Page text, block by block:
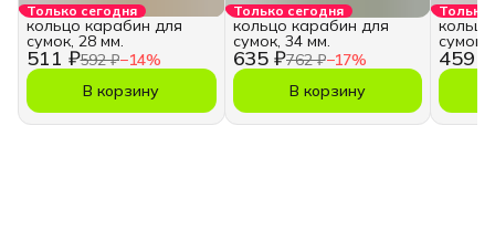
Только сегодня
511 ₽592 ₽−14%
кольцо карабин для
сумок, 28 мм.
В корзину
Только сегодня
635 ₽762 ₽−17%
кольцо карабин для
сумок, 34 мм.
В корзину
Только
459 ₽
сумок,